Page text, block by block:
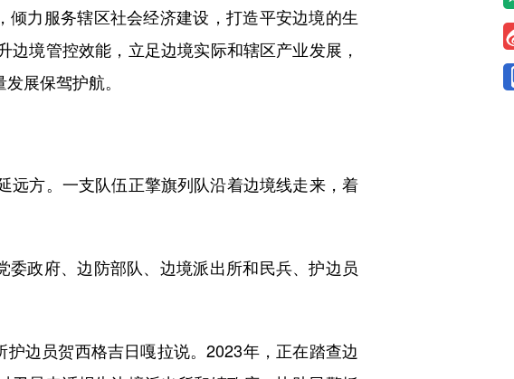
力服务辖区社会经济建设，打造平安边境的生
境管控效能，立足边境实际和辖区产业发展，
展保驾护航。
方。一支队伍正擎旗列队沿着边境线走来，着
政府、边防部队、边境派出所和民兵、护边员
边员贺西格吉日嘎拉说。2023年，正在踏查边